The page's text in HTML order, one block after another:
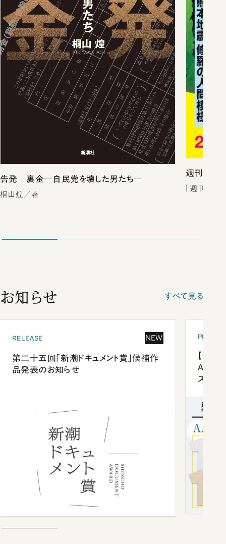
告発 裏金―自民党を壊した男たち―
桐山煌／著
週刊新潮
「週刊新潮
お知らせ すべて見る
RELEASE NEW
第二十五回「新潮ドキュメント賞」候補作
品発表のお知らせ
【「新
ズプレ